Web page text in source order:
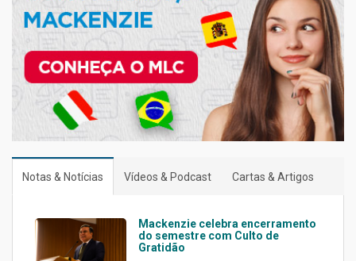
Notas & Notícias Vídeos & Podcast Cartas & Artigos
Mackenzie celebra encerramento
do semestre com Culto de
Gratidão